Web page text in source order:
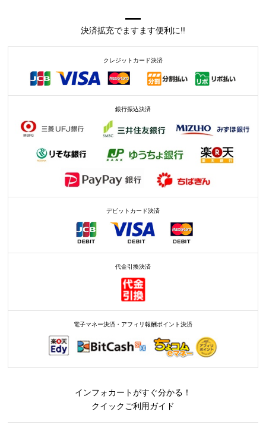
決済拡充でますます便利に!!
クレジットカード決済
銀行振込決済
デビットカード決済
代金引換決済
電子マネー決済・アフィリ報酬ポイント決済
インフォカートがすぐ分かる！
クイックご利用ガイド